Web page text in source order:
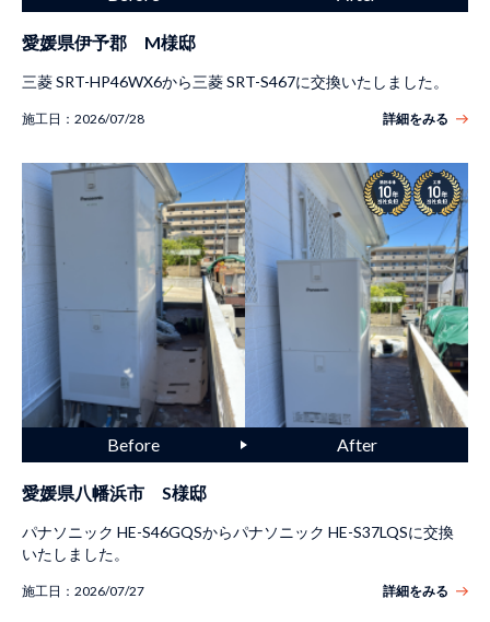
愛媛県伊予郡 M様邸
三菱 SRT-HP46WX6から三菱 SRT-S467に交換いたしました。
施工日： 2026/07/28 詳細をみる
愛媛県八幡浜市 S様邸
パナソニック HE-S46GQSからパナソニック HE-S37LQSに交換
いたしました。
施工日： 2026/07/27 詳細をみる